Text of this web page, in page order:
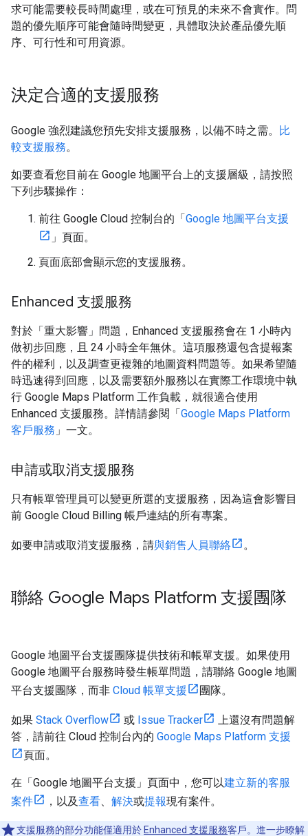
求可能需要較長時間處理，或在可預見的未來不會實作。問
題的優先順序可能會隨時間變更，具體取決於產品優先順
序、可行性和可用資源。
決定合適的支援服務
Google 強烈建議您預先安排支援服務，以備不時之需。
比
較支援服務。
如要查看您目前在 Google 地圖平台上的支援層級，請按照
下列步驟操作：
前往 Google Cloud 控制台的「Google 地圖平台支援
」頁面。
頁面底部會顯示您的支援服務。
Enhanced 支援服務
對於「重大影響」問題，Enhanced 支援服務會在 1 小時內
做初步回應，且 24 小時全年無休。這項服務還包含提報案
件的權利，以及調查更複雜的地圖資料問題等。如果希望隨
時迅速得到回應，以及需要額外服務以在實際工作環境中執
行 Google Maps Platform 工作負載，就很適合使用
Enhanced 支援服務。詳情請參閱「Google Maps Platform
客戶服務 」一文。
申請或取消支援服務
只有帳單管理員可以變更所選的支援服務，因為這會影響目
前 Google Cloud Billing 帳戶連結的所有專案。
如要申請或取消支援服務，請與銷售人員聯絡 。
聯絡 Google Maps Platform 支援團隊
Google 地圖平台支援團隊提供技術和帳單支援。如果使用
Google 地圖平台服務時發生帳單問題，請聯絡 Google 地圖
平台支援團隊，而非 Cloud 帳單支援 團隊。
如果 Stack Overflow 或 Issue Tracker
上還沒有問題解
答，請前往 Cloud 控制台內的 Google Maps Platform 支援
頁面。
在「Google 地圖平台支援」頁面中，您可以建立新的客服
案件
，以及查看 解決或提報現有案件。
支援服務的部分功能僅適用於 Enhanced 支援服務客戶。進一步瞭解